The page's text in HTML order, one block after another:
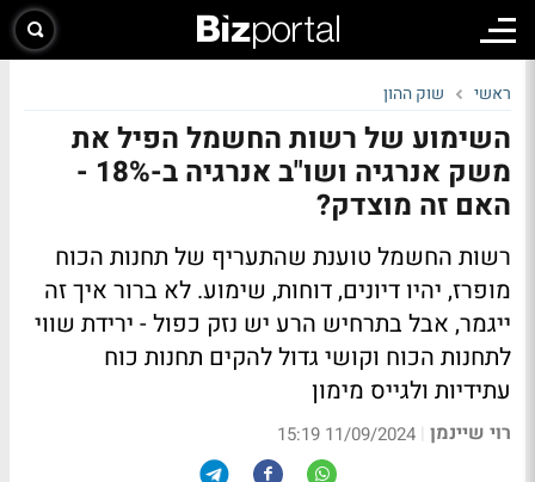
ראשי שוק ההון
השימוע של רשות החשמל הפיל את
משק אנרגיה ושו"ב אנרגיה ב-18% -
האם זה מוצדק?
רשות החשמל טוענת שהתעריף של תחנות הכוח
מופרז, יהיו דיונים, דוחות, שימוע. לא ברור איך זה
ייגמר, אבל בתרחיש הרע יש נזק כפול - ירידת שווי
לתחנות הכוח וקושי גדול להקים תחנות כוח
עתידיות ולגייס מימון
רוי שיינמן |
11/09/2024 15:19